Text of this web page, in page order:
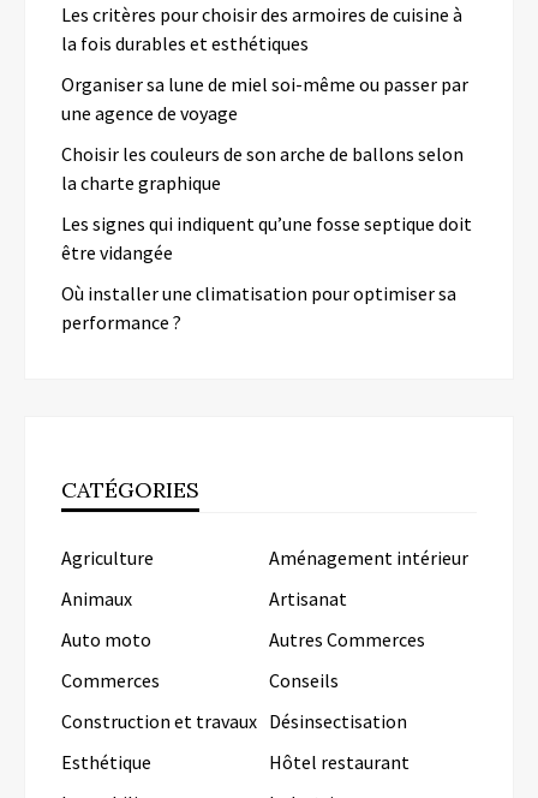
Les critères pour choisir des armoires de cuisine à
la fois durables et esthétiques
Organiser sa lune de miel soi-même ou passer par
une agence de voyage
Choisir les couleurs de son arche de ballons selon
la charte graphique
Les signes qui indiquent qu’une fosse septique doit
être vidangée
Où installer une climatisation pour optimiser sa
performance ?
CATÉGORIES
Agriculture
Aménagement intérieur
Animaux
Artisanat
Auto moto
Autres Commerces
Commerces
Conseils
Construction et travaux Désinsectisation
Esthétique
Hôtel restaurant